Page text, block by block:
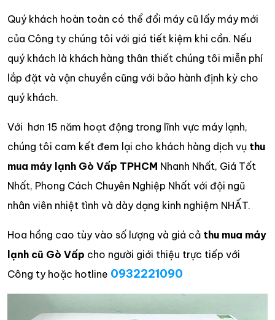
Quý khách hoàn toàn có thể đổi máy cũ lấy máy mới
của Công ty chúng tôi với giá tiết kiệm khi cần. Nếu
quý khách là khách hàng thân thiết chúng tôi miễn phí
lắp đặt và vận chuyền cũng với bảo hành định kỳ cho
quý khách.
Với hơn 15 năm hoạt động trong lĩnh vực máy lạnh,
chúng tôi cam kết đem lại cho khách hàng dịch vụ thu
mua máy lạnh Gò Vấp TPHCM Nhanh Nhất, Giá Tốt
Nhất, Phong Cách Chuyên Nghiệp Nhất với đội ngũ
nhân viên nhiệt tình và dày dạng kinh nghiệm NHẤT.
Hoa hồng cao tùy vào số lượng và giá cả thu mua máy
lạnh cũ Gò Vấp cho người giới thiệu trực tiếp với
Công ty hoặc hotline 0932221090